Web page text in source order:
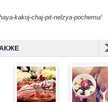
kakoj-chaj-pit-nelzya-pochemu/